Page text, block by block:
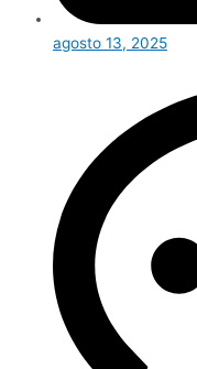
agosto 13, 2025